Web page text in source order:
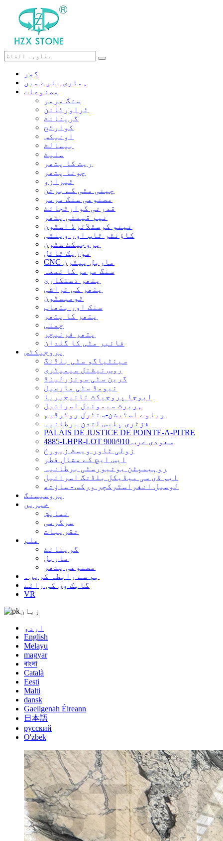
گھر
ہماری بارے ميں
مصنوعات
سنگ مرمر
ٹراورٹائن
گرینائٹ
کوارٹج
اونیکس
بیسالٹ
سلیٹ
ریت کا پتھر
چونا پتھر
ٹیرازو
چینی مٹی کے برتن
مصنوعی سنگ مرمر
قدرتی کوارٹجائٹ
نیم قیمتی پتھر
نینو کرسٹلائزڈ اسٹون
کاؤنٹر ٹاپ اور وینٹی
پروجیکٹ سٹون
موزیک ٹائل
CNC ماربل پیٹرن
سنگ مرمر کا تمغہ
پتھر دستکاری
پتھر کی تراشی
ٹومبسٹون
سنک اور بتھاب
پتھر کا پتھر
چمنی
پتھر فرنیچر
فائبر مٹی کا گلدان
پروجیکٹس
سینٹیاگو سٹی بلڈنگ
روس نیشنل سیمیٹری
گرین سٹی سوئزرلینڈ
نیومڈ سٹی مارسیل
ابوجا پروجیکٹ نائیجیریا
ہربرٹ سیموئیل اسرائیل
ریلوے اسٹیشن-سنٹرل روٹرڈیم
فزٹری پلیس لندن برطانیہ
PALAIS DE JUSTICE DE POINTE-A-PITRE
4885-LHPR-LOT 900/910 سعودی عرب
زولی ٹاور ویسٹ زیورخ
ایس ایچ کے مشال قطر
روہیمپٹن یونیورسٹی برطانیہ
ایم ڈی سی میڈیکل بلڈنگ اسرائیل
لوسیل انفراسٹرکچر ورکس - ساؤتھ
پروسیسنگ
خبریں
نمایش
سرگرمی
تقریبات
علم
گرینائٹ
ماربل
مصنوعی پتھر
ہم سے رابطہ کریں۔
گاہک وں کی رائے
VR
زبان
اردو
English
Melayu
magyar
বাংলা
Català
Eesti
Malti
dansk
Gaeilgenah Éireann
日本語
русский
O'zbek